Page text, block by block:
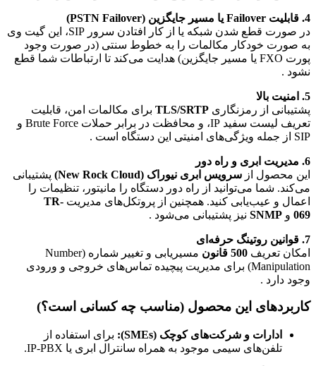
4. قابلیت Failover یا مسیر جایگزین (PSTN Failover)
در صورت قطع شدن شبکه یا از کار افتادن سرور SIP، این گیت وی
به صورت خودکار مکالمات را به خطوط سنتی (در صورت وجود
پورت FXO یا مسیر جایگزین) هدایت می‌کند تا ارتباطات شما قطع
نشود .
5. امنیت بالا
پشتیبانی از رمزنگاری TLS/SRTP برای مکالمات امن، قابلیت
تعریف لیست سفید IP، و محافظت در برابر حملات Brute Force و
SIP از جمله ویژگی‌های امنیتی این دستگاه است .
6. مدیریت ابری و راه دور
این محصول از سرویس ابری نیوراک (New Rock Cloud)
پشتیبانی
می‌کند. شما می‌توانید از راه دور دستگاه را مانیتور، تنظیمات را
اعمال و عیب‌یابی کنید. همچنین از پروتکل‌های مدیریت TR-
069 و SNMP نیز پشتیبانی می‌شود .
7. قوانین روتینگ حرفه‌ای
امکان تعریف 500 قانون
مسیریابی و تغییر شماره (Number
Manipulation) برای مدیریت پیچیده تماس‌های خروجی و ورودی
وجود دارد .
کاربردهای این محصول (مناسب چه کسانی است؟)
ادارات و شرکت‌های کوچک (SMEs):
برای استفاده از
تلفن‌های سیمی موجود به همراه سانترال ابری یا IP-PBX.